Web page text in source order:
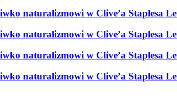
naturalizmowi w Clive’a Staplesa
naturalizmowi w Clive’a Staplesa
naturalizmowi w Clive’a Staplesa
naturalizmowi w Clive’a Staplesa